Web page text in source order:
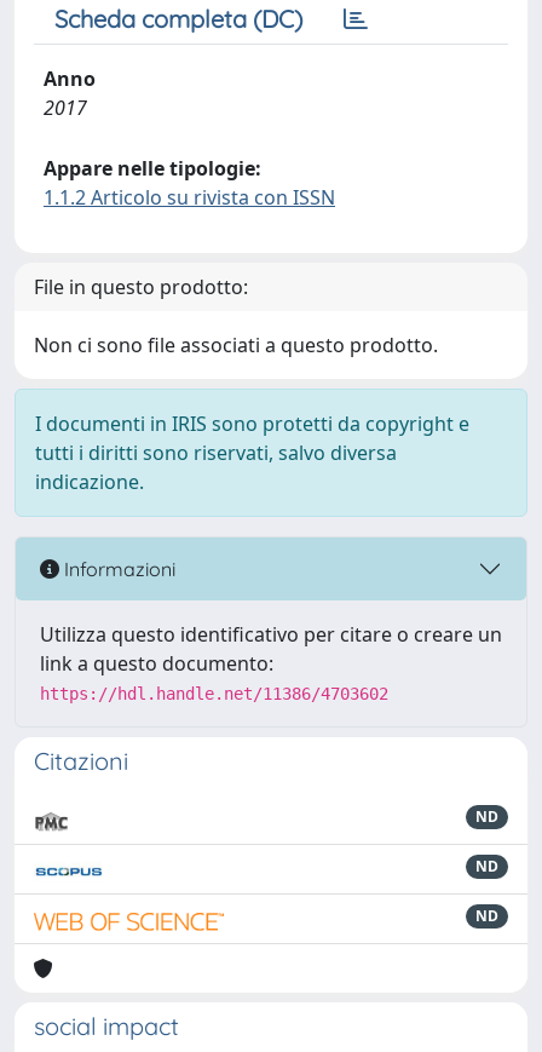
Scheda completa (DC)
Anno
2017
Appare nelle tipologie:
1.1.2 Articolo su rivista con ISSN
File in questo prodotto:
Non ci sono file associati a questo prodotto.
I documenti in IRIS sono protetti da copyright e
tutti i diritti sono riservati, salvo diversa
indicazione.
Informazioni
Utilizza questo identificativo per citare o creare un
link a questo documento:
https://hdl.handle.net/11386/4703602
Citazioni
ND
ND
ND
social impact